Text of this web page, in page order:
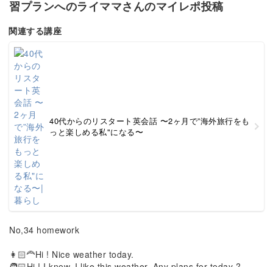
習プランへのライママさんのマイレポ投稿
関連する講座
40代からのリスタート英会話 〜2ヶ月で”海外旅行をも
っと楽しめる私"になる〜
No,34 homework
👩🏻‍🦰Hi ! Nice weather today.